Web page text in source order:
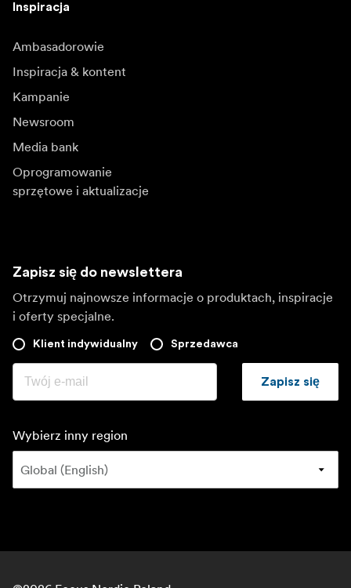
Inspiracja
Ambasadorowie
Inspiracja & kontent
Kampanie
Newsroom
Media bank
Oprogramowanie
sprzętowe i aktualizacje
Zapisz się do newslettera
Otrzymuj najnowsze informacje o produktach, inspiracje
i oferty specjalne.
Klient indywidualny Sprzedawca
Zapisz się
Wybierz inny region